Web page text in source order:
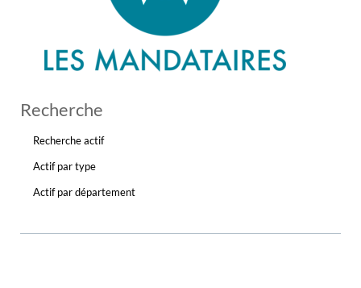
Recherche
Recherche actif
Actif par type
Actif par département